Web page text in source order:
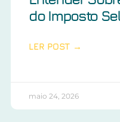
do Imposto
LER POST →
maio 24, 2026